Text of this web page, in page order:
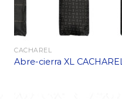
CACHAREL
Abre-cierra XL CACHAREL